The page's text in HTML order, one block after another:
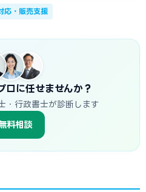
応・販売支援
ロに任せませんか？
・行政書士が診断します
料相談